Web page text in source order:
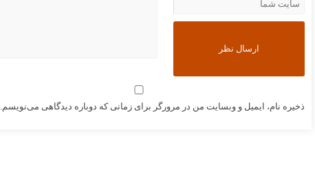
ذخیره نام، ایمیل و وبسایت من در مرورگر برای زمانی که دوباره دیدگاهی می‌نویسم.